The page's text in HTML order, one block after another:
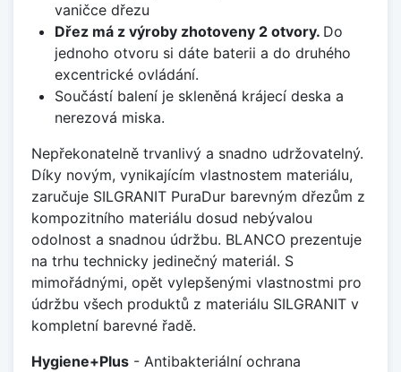
vaničce dřezu
Dřez má z výroby zhotoveny 2 otvory. Do
jednoho otvoru si dáte baterii a do druhého
excentrické ovládání.
Součástí balení je skleněná krájecí deska a
nerezová miska.
Nepřekonatelně trvanlivý a snadno udržovatelný.
Díky novým, vynikajícím vlastnostem materiálu,
zaručuje SILGRANIT PuraDur barevným dřezům z
kompozitního materiálu dosud nebývalou
odolnost a snadnou údržbu. BLANCO prezentuje
na trhu technicky jedinečný materiál. S
mimořádnými, opět vylepšenými vlastnostmi pro
údržbu všech produktů z materiálu SILGRANIT v
kompletní barevné řadě.
Hygiene+Plus - Antibakteriální ochrana